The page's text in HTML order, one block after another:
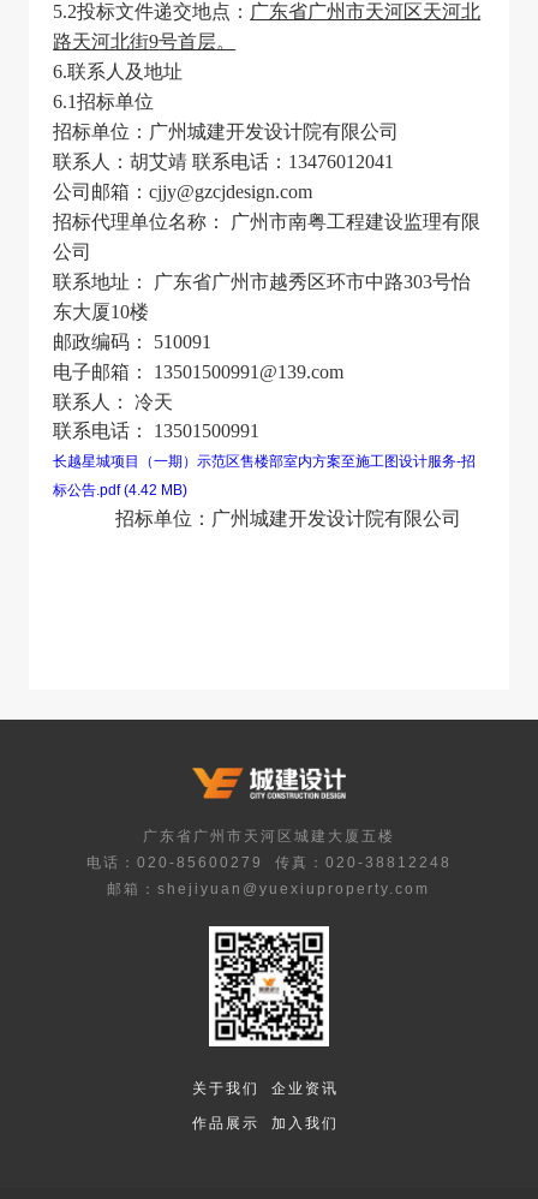
5.2投标文件递交地点： 广东省广州市天河区天河北
路天河北街9号首层。
6.联系人及地址
6.1招标单位
招标单位：广州城建开发设计院有限公司
联系人：胡艾靖 联系电话： 13476012041
公司邮箱：cjjy@gzcjdesign.com
招标代理单位名称： 广州市南粤工程建设监理有限
公司
联系地址： 广东省广州市越秀区环市中路303号怡
东大厦10楼
邮政编码：
510091
电子邮箱：
13501500991@139.com
联系人： 冷天
联系电话：
13501500991
长越星城项目（一期）示范区售楼部室内方案至施工图设计服务-招
标公告.pdf (4.42 MB)
招标单位：广州城建开发设计院有限公司
广东省广州市天河区城建大厦五楼
电话：020-85600279
传真：020-38812248
邮箱：shejiyuan@yuexiuproperty.com
关于我们 企业资讯
作品展示 加入我们